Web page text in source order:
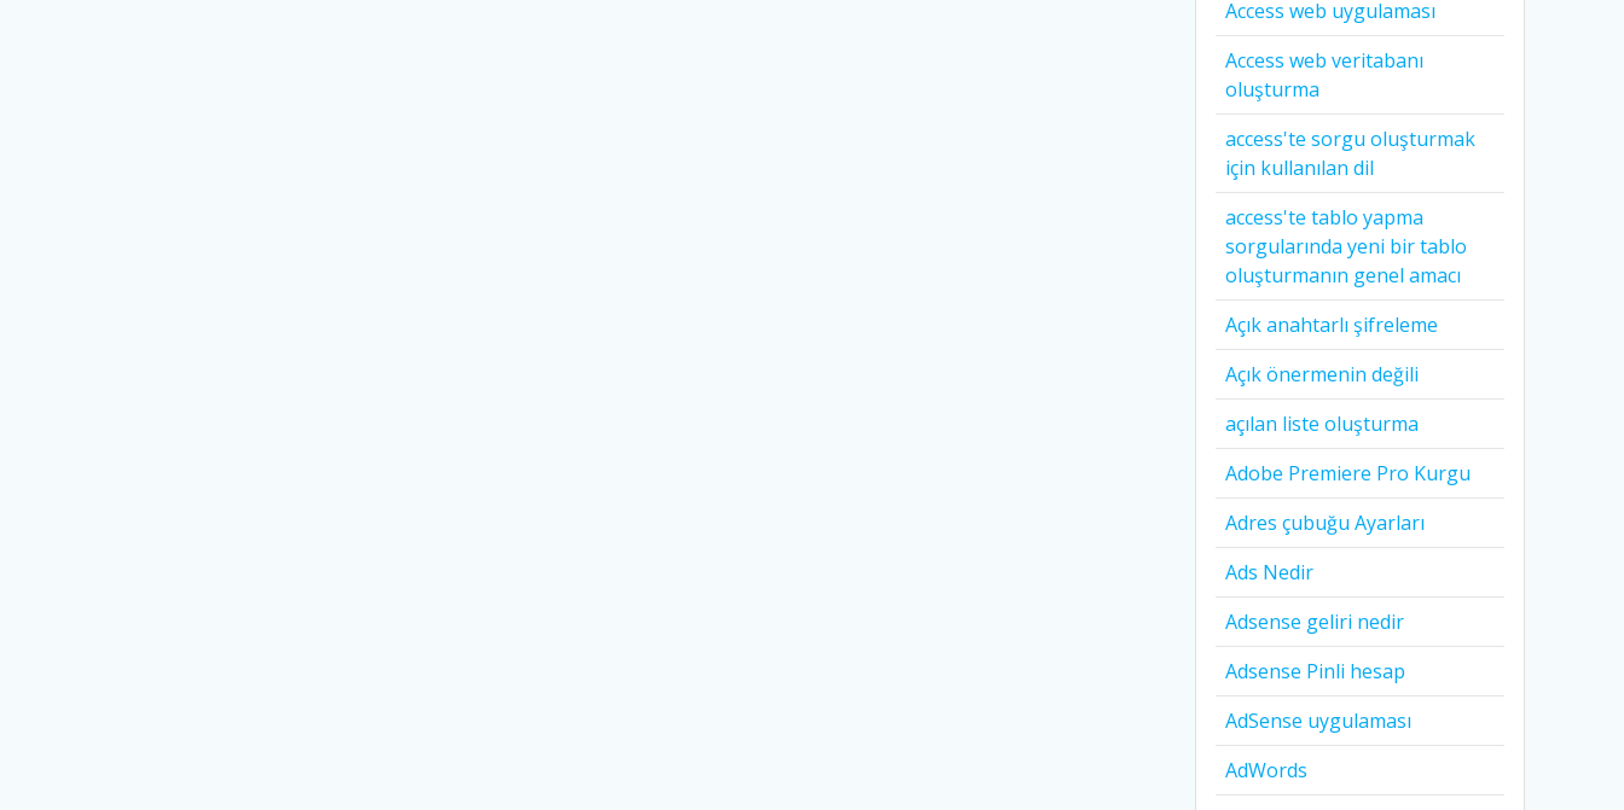
Access web uygulaması
Access web veritabanı
oluşturma
access'te sorgu oluşturmak
için kullanılan dil
access'te tablo yapma
sorgularında yeni bir tablo
oluşturmanın genel amacı
Açık anahtarlı şifreleme
Açık önermenin değili
açılan liste oluşturma
Adobe Premiere Pro Kurgu
Adres çubuğu Ayarları
Ads Nedir
Adsense geliri nedir
Adsense Pinli hesap
AdSense uygulaması
AdWords